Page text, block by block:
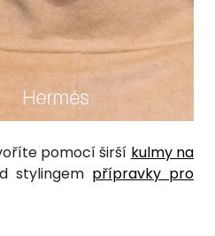
pomocí širší kulmy na
stylingem přípravky pro